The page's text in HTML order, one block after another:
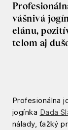
vášnivá
elánu,
telom aj
Profesionálna
jogínka Dada
nálady, ťažký